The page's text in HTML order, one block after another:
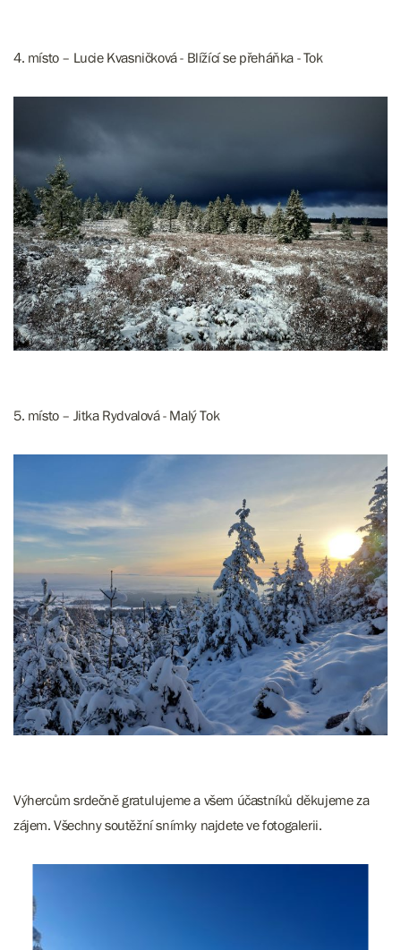
4. místo – Lucie Kvasničková - Blížící se přeháňka - Tok
5. místo – Jitka Rydvalová - Malý Tok
Výhercům srdečně gratulujeme a všem účastníků děkujeme za
zájem. Všechny soutěžní snímky najdete ve fotogalerii.